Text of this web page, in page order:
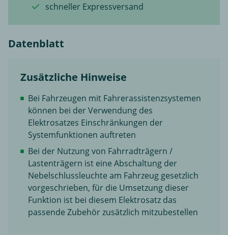
schneller Expressversand
Datenblatt
Zusätzliche Hinweise
Bei Fahrzeugen mit Fahrerassistenzsystemen
können bei der Verwendung des
Elektrosatzes Einschränkungen der
Systemfunktionen auftreten
Bei der Nutzung von Fahrradträgern /
Lastenträgern ist eine Abschaltung der
Nebelschlussleuchte am Fahrzeug gesetzlich
vorgeschrieben, für die Umsetzung dieser
Funktion ist bei diesem Elektrosatz das
passende Zubehör zusätzlich mitzubestellen